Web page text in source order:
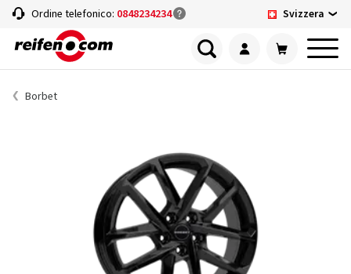
Ordine telefonico: 0848234234 Svizzera
Borbet